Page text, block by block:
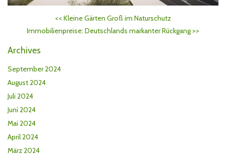
<< Kleine Gärten Groß im Naturschutz
Immobilienpreise: Deutschlands markanter Rückgang>>
Archives
September 2024
August 2024
Juli 2024
Juni 2024
Mai 2024
April 2024
März 2024